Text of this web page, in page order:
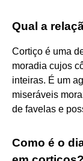
Qual a
Cortiço é uma
moradia cujos
inteiras. É um
miseráveis
de favelas e
Como é o